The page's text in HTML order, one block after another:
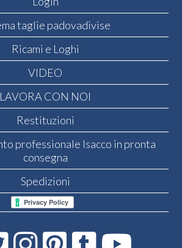
taglie padovadivise
Ricami e Loghi
VIDEO
LAVORA CON NOI
Restituzioni
professionale Isacco in pronta
consegna
Spedizioni